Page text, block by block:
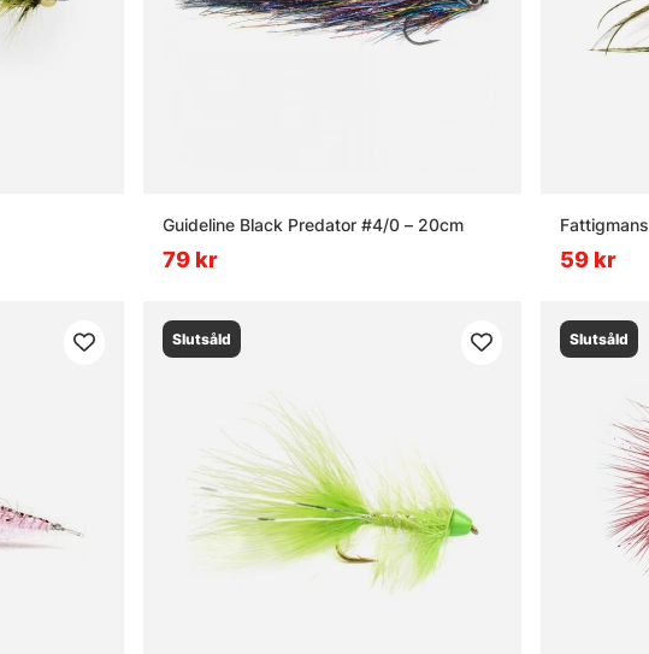
Guideline Black Predator #4/0 – 20cm
79 kr 59 kr
Slutsåld Slutsåld